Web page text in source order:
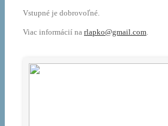
Vstupné je dobrovoľné.
Viac informácií na rlapko@gmail.com.